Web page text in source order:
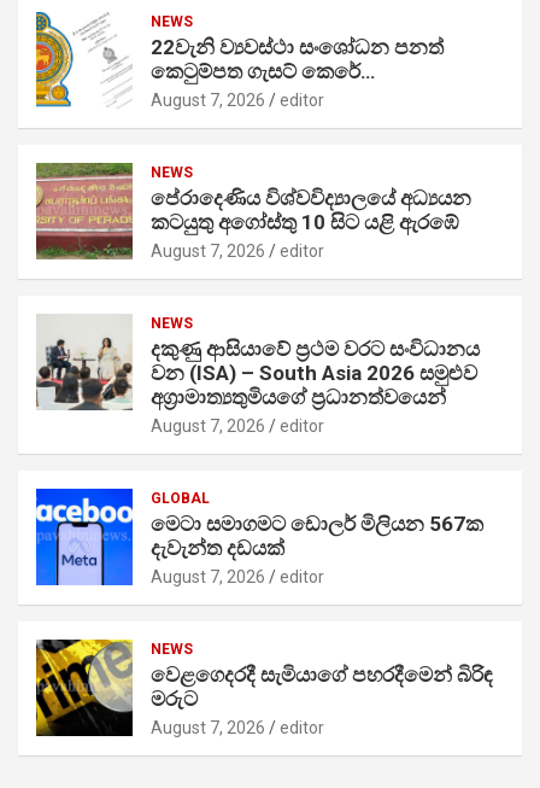
NEWS
22වැනි ව්‍යවස්ථා සංශෝධන පනත්
කෙටුම්පත ගැසට් කෙරේ…
August 7, 2026 editor
NEWS
පේරාදෙණිය විශ්වවිද්‍යාලයේ අධ්‍යයන
කටයුතු අගෝස්තු 10 සිට යළි ඇරඹේ
August 7, 2026 editor
NEWS
දකුණු ආසියාවේ ප්‍රථම වරට සංවිධානය
වන (ISA) – South Asia 2026 සමුළුව
අග්‍රාමාත්‍යතුමියගේ ප්‍රධානත්වයෙන්
August 7, 2026 editor
GLOBAL
මෙටා සමාගමට ඩොලර් මිලියන 567ක
දැවැන්ත දඩයක්
August 7, 2026 editor
NEWS
වෙළගෙදරදී සැමියාගේ පහරදීමෙන් බිරිඳ
මරුට
August 7, 2026 editor